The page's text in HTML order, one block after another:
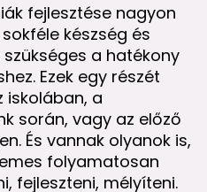
fejlesztése nagyon
készség és
a hatékony
Ezek egy részét
iskolában, a
során, vagy az előző
És vannak olyanok is,
folyamatosan
fejleszteni, mélyíteni.